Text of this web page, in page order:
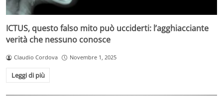
ICTUS, questo falso mito può ucciderti: l’agghiacciante
verità che nessuno conosce
Claudio Cordova Novembre 1, 2025
Leggi di più